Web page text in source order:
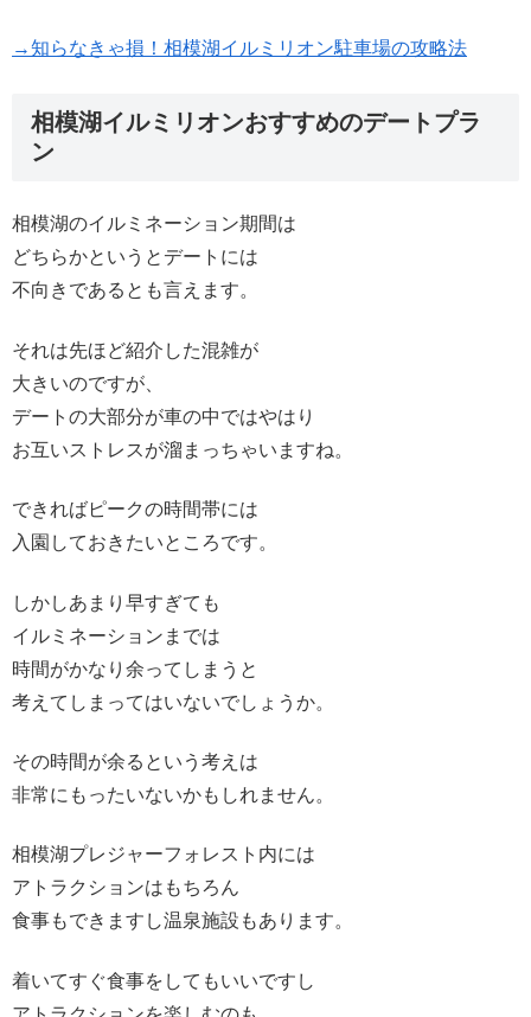
→知らなきゃ損！相模湖イルミリオン駐車場の攻略法
相模湖イルミリオンおすすめのデートプラ
ン
相模湖のイルミネーション期間は
どちらかというとデートには
不向きであるとも言えます。
それは先ほど紹介した混雑が
大きいのですが、
デートの大部分が車の中ではやはり
お互いストレスが溜まっちゃいますね。
できればピークの時間帯には
入園しておきたいところです。
しかしあまり早すぎても
イルミネーションまでは
時間がかなり余ってしまうと
考えてしまってはいないでしょうか。
その時間が余るという考えは
非常にもったいないかもしれません。
相模湖プレジャーフォレスト内には
アトラクションはもちろん
食事もできますし温泉施設もあります。
着いてすぐ食事をしてもいいですし